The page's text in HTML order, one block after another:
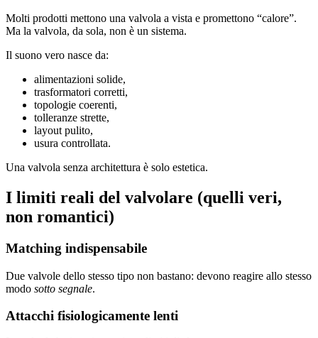
Molti prodotti mettono una valvola a vista e promettono “calore”.
Ma la valvola, da sola, non è un sistema.
Il suono vero nasce da:
alimentazioni solide,
trasformatori corretti,
topologie coerenti,
tolleranze strette,
layout pulito,
usura controllata.
Una valvola senza architettura è solo estetica.
I limiti reali del valvolare (quelli veri,
non romantici)
Matching indispensabile
Due valvole dello stesso tipo non bastano: devono reagire allo stesso
modo sotto segnale.
Attacchi fisiologicamente lenti